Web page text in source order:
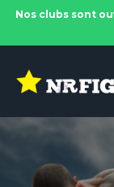
Nos clubs sont